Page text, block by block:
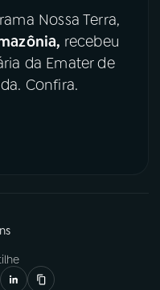
Nossa Terra,
recebeu
da Emater de
Confira.